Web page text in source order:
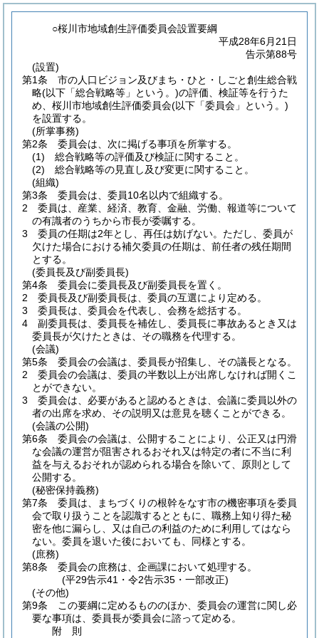
○桜川市地域創生評価委員会設置要綱
平成28年6月21日
告示第88号
(設置)
第1条
市の人口ビジョン及びまち・ひと・しごと創生総合戦
略(以下「総合戦略等」という。)の評価、検証等を行うた
め、桜川市地域創生評価委員会(以下「委員会」という。)
を設置する。
(所掌事務)
第2条
委員会は、次に掲げる事項を所掌する。
(1)
総合戦略等の評価及び検証に関すること。
(2)
総合戦略等の見直し及び変更に関すること。
(組織)
第3条
委員会は、委員10名以内で組織する。
2
委員は、産業、経済、教育、金融、労働、報道等について
の有識者のうちから市長が委嘱する。
3
委員の任期は2年とし、再任は妨げない。 ただし、委員が
欠けた場合における補欠委員の任期は、前任者の残任期間
とする。
(委員長及び副委員長)
第4条
委員会に委員長及び副委員長を置く。
2
委員長及び副委員長は、委員の互選により定める。
3
委員長は、委員会を代表し、会務を総括する。
4
副委員長は、委員長を補佐し、委員長に事故あるとき又は
委員長が欠けたときは、その職務を代理する。
(会議)
第5条
委員会の会議は、委員長が招集し、その議長となる。
2
委員会の会議は、委員の半数以上が出席しなければ開くこ
とができない。
3
委員会は、必要があると認めるときは、会議に委員以外の
者の出席を求め、その説明又は意見を聴くことができる。
(会議の公開)
第6条
委員会の会議は、公開することにより、公正又は円滑
な会議の運営が阻害されるおそれ又は特定の者に不当に利
益を与えるおそれが認められる場合を除いて、原則として
公開する。
(秘密保持義務)
第7条
委員は、まちづくりの根幹をなす市の機密事項を委員
会で取り扱うことを認識するとともに、職務上知り得た秘
密を他に漏らし、又は自己の利益のために利用してはなら
ない。 委員を退いた後においても、同様とする。
(庶務)
第8条
委員会の庶務は、企画課において処理する。
(平29告示41・令2告示35・一部改正)
(その他)
第9条
この要綱に定めるもののほか、委員会の運営に関し必
要な事項は、委員長が委員会に諮って定める。
附 則